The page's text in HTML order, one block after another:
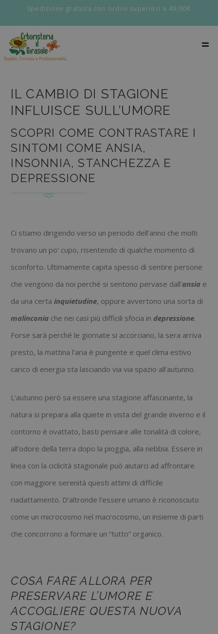
Spedizione gratuita con ordini superiori a 49,90€
IL CAMBIO DI STAGIONE
INFLUISCE SULL’UMORE
SCOPRI COME CONTRASTARE I
SINTOMI COME ANSIA,
INSONNIA, STANCHEZZA E
DEPRESSIONE
Ci stiamo dirigendo verso un periodo dell’anno che molti
trovano un po’ cupo, risentendo di qualche momento di
sconforto. Ultimamente capita spesso di sentire persone
che vengono da noi perché si sentono pervase dall’ansia e
da una certainquietudine, oppure avvertono una sorta di
malinconia che nei casi più difficili sfocia in depressione.
Forse sarà perché le giornate si accorciano, la sera arriva
presto, la mattina l’aria è pungente e quel clima estivo
carico di energia sta lasciando via via spazio all’autunno.
L’autunno però sa essere una stagione affascinante, la
natura si prepara alla quiete in vista del grande inverno e il
contorno è ovattato, basti pensare alle tonalità di colore,
all’odore della terra dopo la pioggia, alla nebbia. Essere in
linea con la ciclicità stagionale può aiutarci ad affrontare
con maggiore serenità questi attimi di difficile
riadattamento. D’altronde l’essere umano è riconosciuto
come un microcosmo nel macrocosmo, un insieme di parti
che concorrono a formare un “tutto” organico.
COSA FARE ALLORA PER
PRESERVARE L’UMORE E
ACCOGLIERE QUESTA NUOVA
STAGIONE?